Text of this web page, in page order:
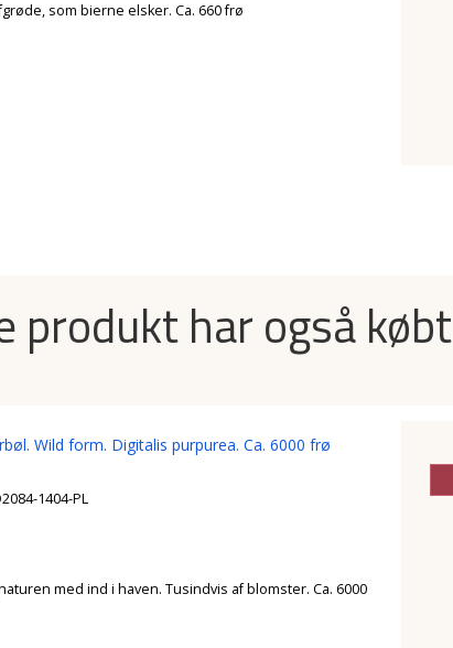
som bierne elsker. Ca. 660 frø
produkt har også købt
Wild form. Digitalis purpurea. Ca. 6000 frø
1404-PL
med ind i haven. Tusindvis af blomster. Ca. 6000